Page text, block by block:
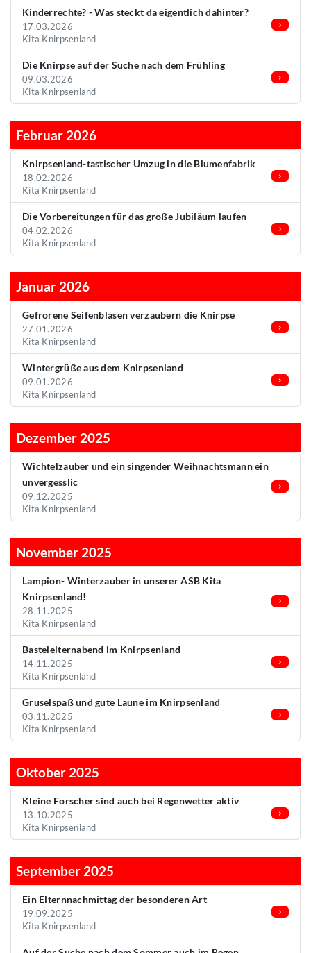
Kinderrechte? - Was steckt da eigentlich dahinter?
17.03.2026
Kita Knirpsenland
Die Knirpse auf der Suche nach dem Frühling
09.03.2026
Kita Knirpsenland
Februar 2026
Knirpsenland-tastischer Umzug in die Blumenfabrik
18.02.2026
Kita Knirpsenland
Die Vorbereitungen für das große Jubiläum laufen
04.02.2026
Kita Knirpsenland
Januar 2026
Gefrorene Seifenblasen verzaubern die Knirpse
27.01.2026
Kita Knirpsenland
Wintergrüße aus dem Knirpsenland
09.01.2026
Kita Knirpsenland
Dezember 2025
Wichtelzauber und ein singender Weihnachtsmann ein
unvergesslic
09.12.2025
Kita Knirpsenland
November 2025
Lampion- Winterzauber in unserer ASB Kita
Knirpsenland!
28.11.2025
Kita Knirpsenland
Bastelelternabend im Knirpsenland
14.11.2025
Kita Knirpsenland
Gruselspaß und gute Laune im Knirpsenland
03.11.2025
Kita Knirpsenland
Oktober 2025
Kleine Forscher sind auch bei Regenwetter aktiv
13.10.2025
Kita Knirpsenland
September 2025
Ein Elternnachmittag der besonderen Art
19.09.2025
Kita Knirpsenland